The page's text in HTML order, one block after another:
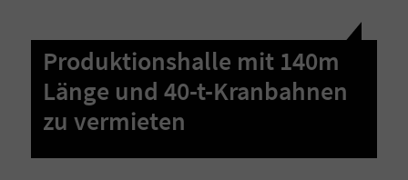
Produktionshalle mit 140m
Länge und 40-t-Kranbahnen
zu vermieten